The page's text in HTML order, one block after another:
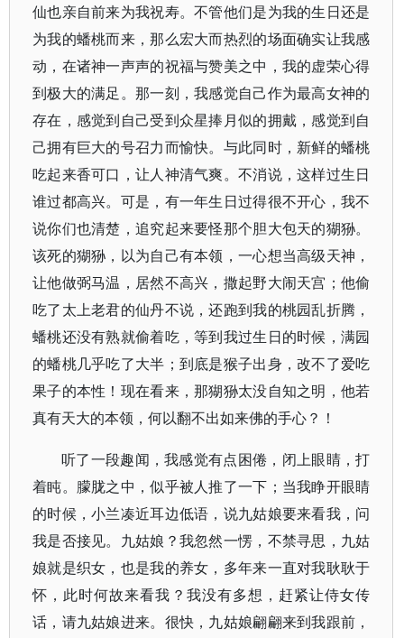
仙也亲自前来为我祝寿。不管他们是为我的生日还是
为我的蟠桃而来，那么宏大而热烈的场面确实让我感
动，在诸神一声声的祝福与赞美之中，我的虚荣心得
到极大的满足。那一刻，我感觉自己作为最高女神的
存在，感觉到自己受到众星捧月似的拥戴，感觉到自
己拥有巨大的号召力而愉快。与此同时，新鲜的蟠桃
吃起来香可口，让人神清气爽。不消说，这样过生日
谁过都高兴。可是，有一年生日过得很不开心，我不
说你们也清楚，追究起来要怪那个胆大包天的猢狲。
该死的猢狲，以为自己有本领，一心想当高级天神，
让他做弼马温，居然不高兴，撒起野大闹天宫；他偷
吃了太上老君的仙丹不说，还跑到我的桃园乱折腾，
蟠桃还没有熟就偷着吃，等到我过生日的时候，满园
的蟠桃几乎吃了大半；到底是猴子出身，改不了爱吃
果子的本性！现在看来，那猢狲太没自知之明，他若
真有天大的本领，何以翻不出如来佛的手心？！
听了一段趣闻，我感觉有点困倦，闭上眼睛，打
着盹。朦胧之中，似乎被人推了一下；当我睁开眼睛
的时候，小兰凑近耳边低语，说九姑娘要来看我，问
我是否接见。九姑娘？我忽然一愣，不禁寻思，九姑
娘就是织女，也是我的养女，多年来一直对我耿耿于
怀，此时何故来看我？我没有多想，赶紧让侍女传
话，请九姑娘进来。很快，九姑娘翩翩来到我跟前，